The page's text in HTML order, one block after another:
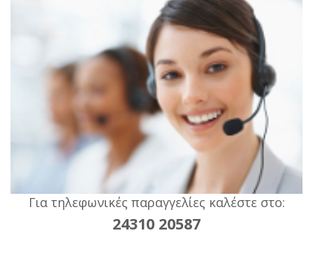
Για τηλεφωνικές παραγγελίες καλέστε στο:
24310 20587